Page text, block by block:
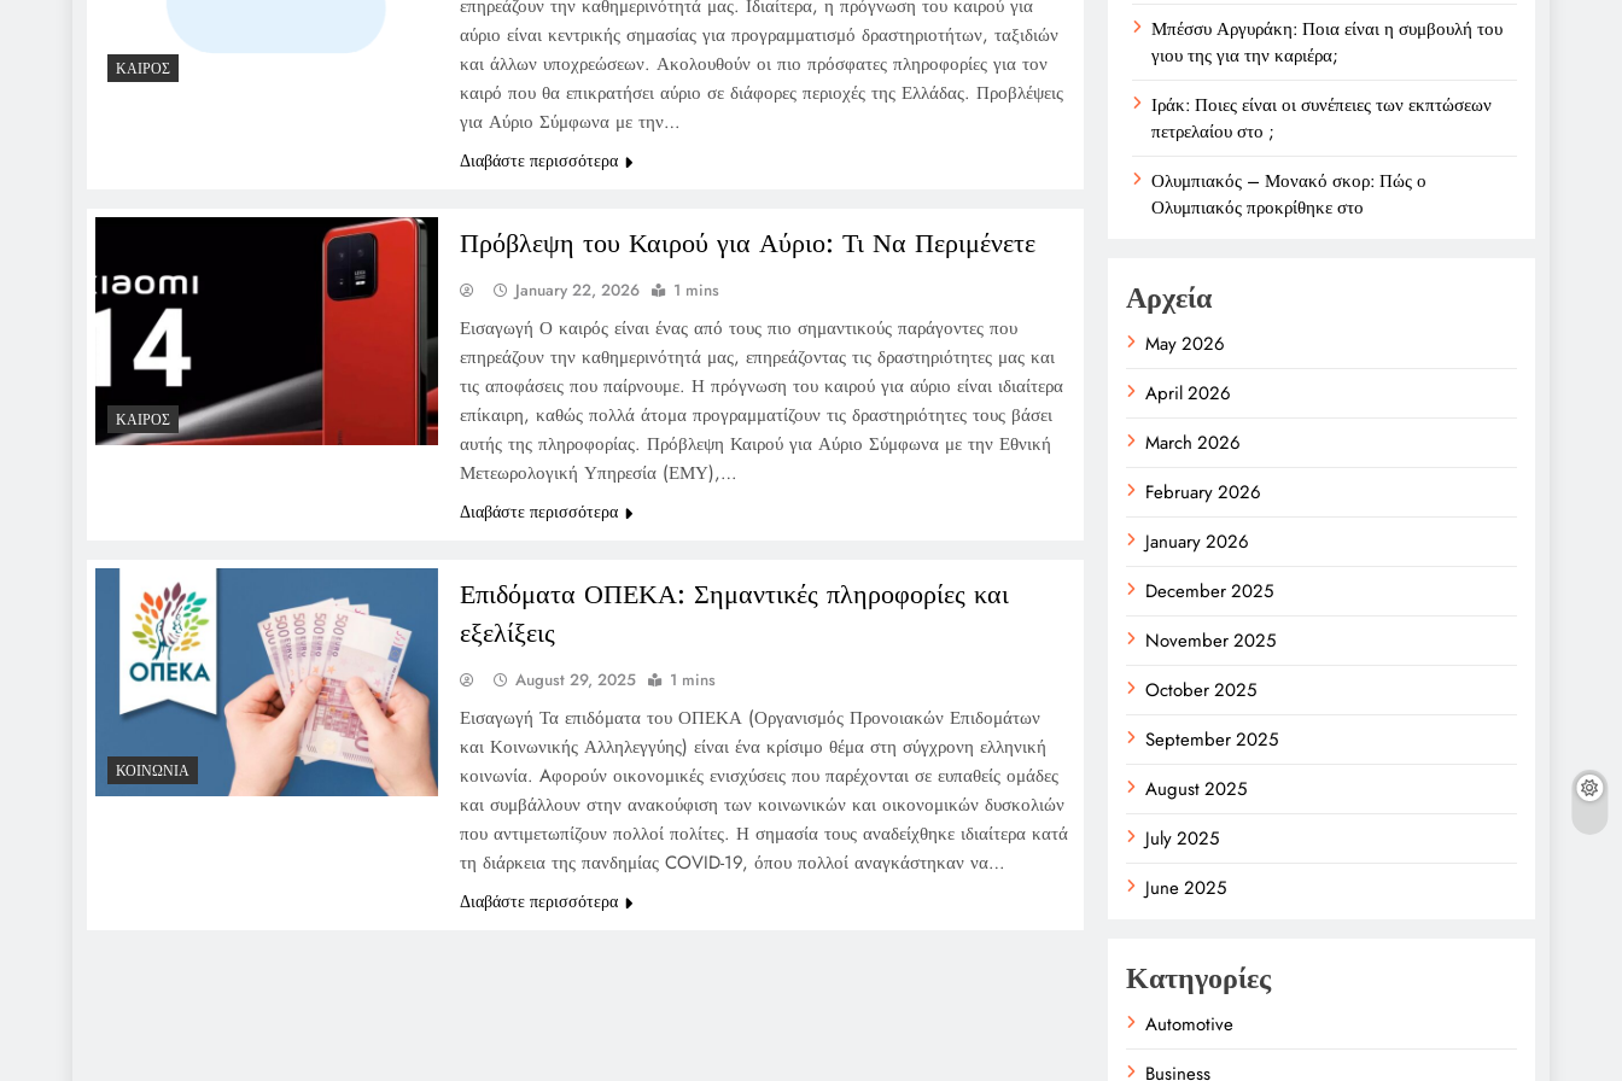
ΚΑΙΡΌΣ
επηρεάζουν την καθημερινότητά μας. Ιδιαίτερα, η πρόγνωση του καιρού για
αύριο είναι κεντρικής σημασίας για προγραμματισμό δραστηριοτήτων, ταξιδιών
και άλλων υποχρεώσεων. Ακολουθούν οι πιο πρόσφατες πληροφορίες για τον
καιρό που θα επικρατήσει αύριο σε διάφορες περιοχές της Ελλάδας. Προβλέψεις
για Αύριο Σύμφωνα με την…
Διαβάστε περισσότερα
ΚΑΙΡΌΣ
Πρόβλεψη του Καιρού για Αύριο: Τι Να Περιμένετε
January 22, 2026 1 mins
Εισαγωγή Ο καιρός είναι ένας από τους πιο σημαντικούς παράγοντες που
επηρεάζουν την καθημερινότητά μας, επηρεάζοντας τις δραστηριότητες μας και
τις αποφάσεις που παίρνουμε. Η πρόγνωση του καιρού για αύριο είναι ιδιαίτερα
επίκαιρη, καθώς πολλά άτομα προγραμματίζουν τις δραστηριότητες τους βάσει
αυτής της πληροφορίας. Πρόβλεψη Καιρού για Αύριο Σύμφωνα με την Εθνική
Μετεωρολογική Υπηρεσία (ΕΜΥ),…
Διαβάστε περισσότερα
ΚΟΙΝΩΝΊΑ
Επιδόματα ΟΠΕΚΑ: Σημαντικές πληροφορίες και
εξελίξεις
August 29, 2025 1 mins
Εισαγωγή Τα επιδόματα του ΟΠΕΚΑ (Οργανισμός Προνοιακών Επιδομάτων
και Κοινωνικής Αλληλεγγύης) είναι ένα κρίσιμο θέμα στη σύγχρονη ελληνική
κοινωνία. Aφορούν οικονομικές ενισχύσεις που παρέχονται σε ευπαθείς ομάδες
και συμβάλλουν στην ανακούφιση των κοινωνικών και οικονομικών δυσκολιών
που αντιμετωπίζουν πολλοί πολίτες. Η σημασία τους αναδείχθηκε ιδιαίτερα κατά
τη διάρκεια της πανδημίας COVID-19, όπου πολλοί αναγκάστηκαν να…
Διαβάστε περισσότερα
Μπέσσυ Αργυράκη: Ποια είναι η συμβουλή του
γιου της για την καριέρα;
Ιράκ: Ποιες είναι οι συνέπειες των εκπτώσεων
πετρελαίου στο ;
Ολυμπιακός – Μονακό σκορ: Πώς ο
Ολυμπιακός προκρίθηκε στο
Αρχεία
May 2026
April 2026
March 2026
February 2026
January 2026
December 2025
November 2025
October 2025
September 2025
August 2025
July 2025
June 2025
Κατηγορίες
Automotive
Business